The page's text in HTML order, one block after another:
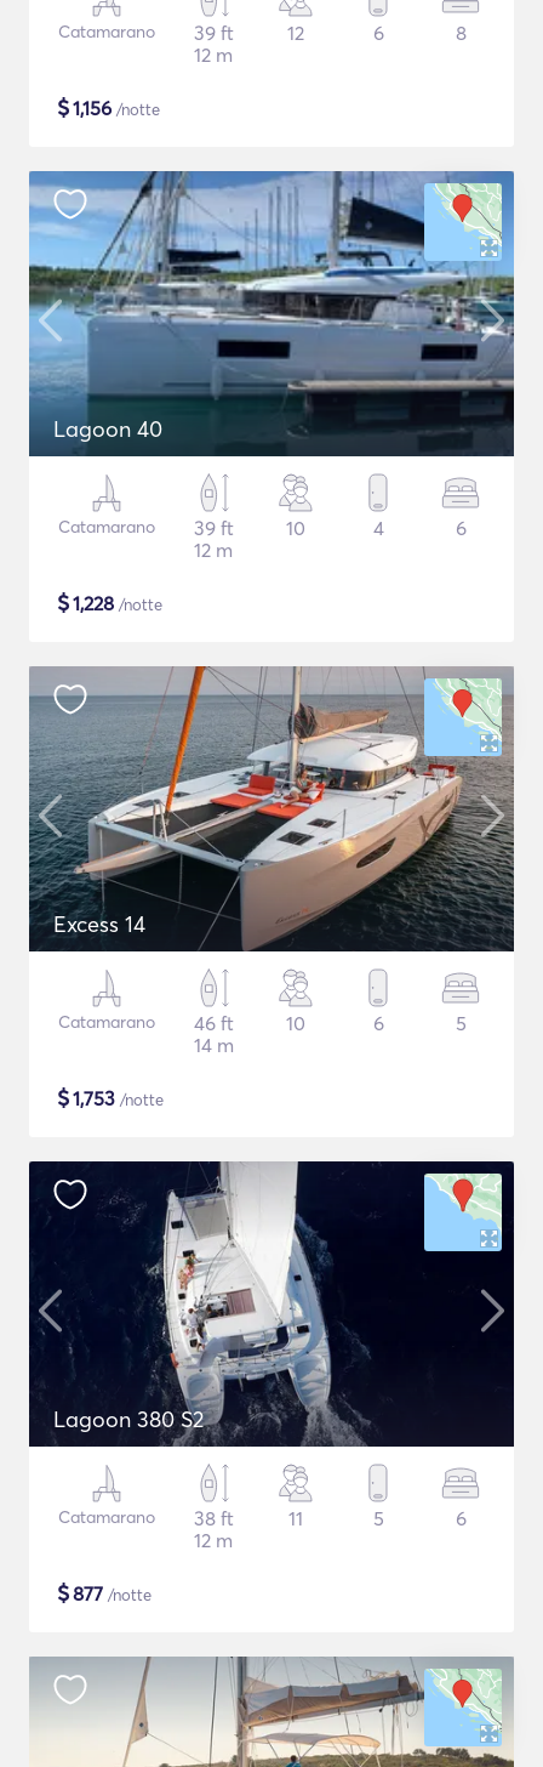
Catamarano
39 ft
12 m
12 6 8
$1,156 /notte
Lagoon 40
Catamarano
39 ft
12 m
10 4 6
$1,228 /notte
Excess 14
Catamarano
46 ft
14 m
10 6 5
$1,753 /notte
Lagoon 380 S2
Catamarano
38 ft
12 m
11 5 6
$877 /notte